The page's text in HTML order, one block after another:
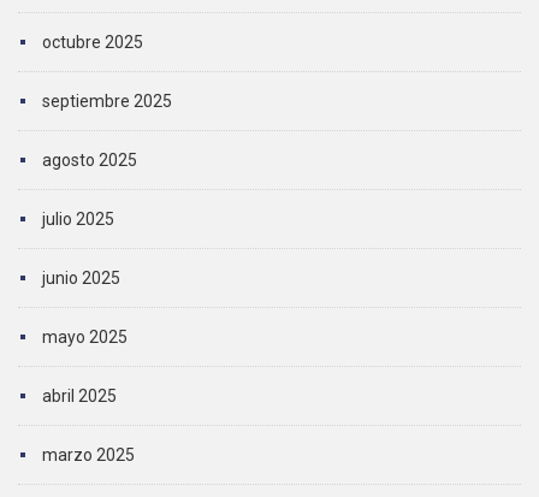
octubre 2025
septiembre 2025
agosto 2025
julio 2025
junio 2025
mayo 2025
abril 2025
marzo 2025